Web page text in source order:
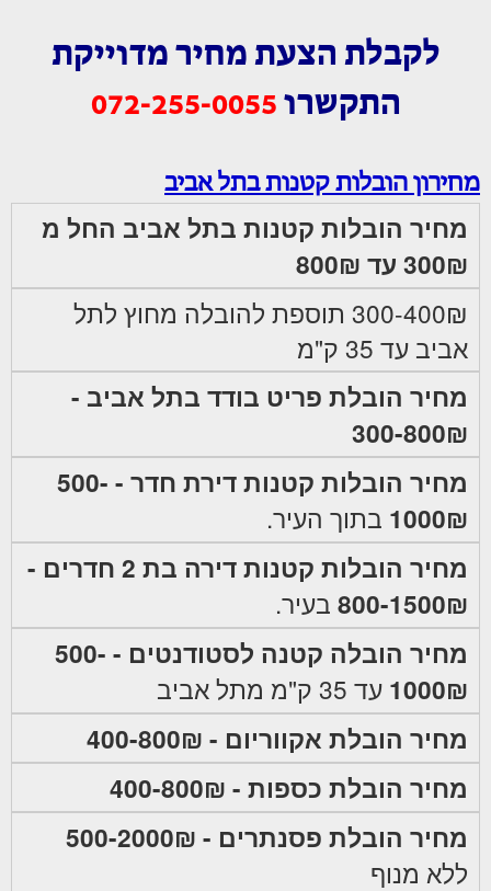
לקבלת הצעת מחיר מדוייקת
התקשרו 072-255-0055
מחירון הובלות קטנות בתל אביב
מחיר הובלות קטנות בתל אביב החל מ
300₪ עד 800₪
300-400₪ תוספת להובלה מחוץ לתל
אביב עד 35 ק"מ
מחיר הובלת פריט בודד בתל אביב -
300-800₪
מחיר הובלות קטנות דירת חדר - 500-
1000₪ בתוך העיר.
מחיר הובלות קטנות דירה בת 2 חדרים -
800-1500₪ בעיר.
מחיר הובלה קטנה לסטודנטים - 500-
1000₪ עד 35 ק"מ מתל אביב
מחיר הובלת אקווריום - 400-800₪
מחיר הובלת כספות - 400-800₪
מחיר הובלת פסנתרים - 500-2000₪
ללא מנוף